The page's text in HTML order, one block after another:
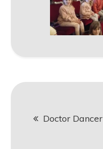
proDoctor Dancer